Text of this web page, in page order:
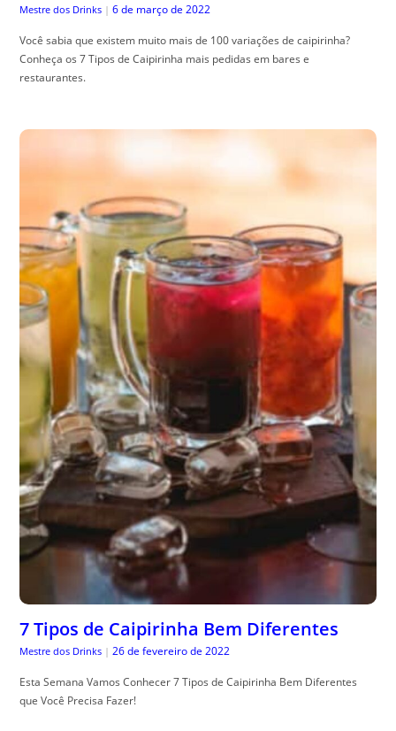
Mestre dos Drinks | 6 de março de 2022
Você sabia que existem muito mais de 100 variações de caipirinha?
Conheça os 7 Tipos de Caipirinha mais pedidas em bares e
restaurantes.
7 Tipos de Caipirinha Bem Diferentes
Mestre dos Drinks | 26 de fevereiro de 2022
Esta Semana Vamos Conhecer 7 Tipos de Caipirinha Bem Diferentes
que Você Precisa Fazer!